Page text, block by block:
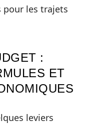
pour les trajets
:
ET
leviers